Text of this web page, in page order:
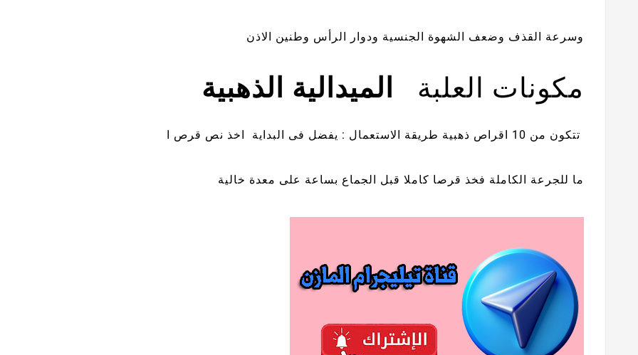
وسرعة القذف وضعف الشهوة الجنسية ودوار الرأس وطنين الاذن
مكونات العلبة الميدالية الذهبية
تتكون من 10 اقراص ذهبية طريقة الاستعمال : يفضل فى البداية اخذ نص قرص ا
ما للجرعة الكاملة فخذ قرصا كاملا قبل الجماع بساعة على معدة خالية